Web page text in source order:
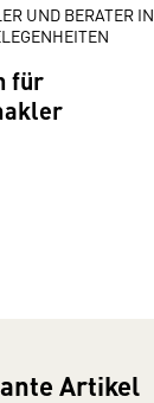
UND BERATER IN
für
Artikel